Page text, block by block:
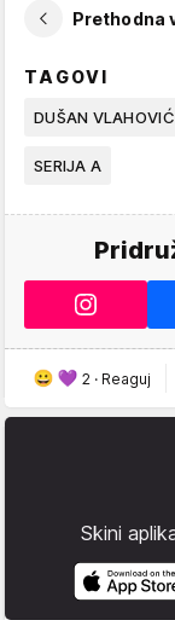
Prethodna
TAGOVI
DUŠAN VLAHOVIĆ
SERIJA A
2 · Reaguj
Skini